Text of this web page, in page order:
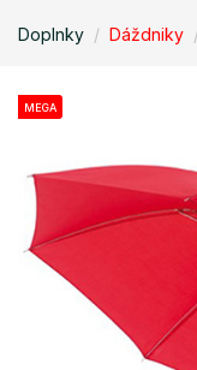
Doplnky Dáždniky
MEGA